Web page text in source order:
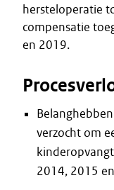
hersteloperatie
compensatie
en 2019.
verzocht om
2014, 2015